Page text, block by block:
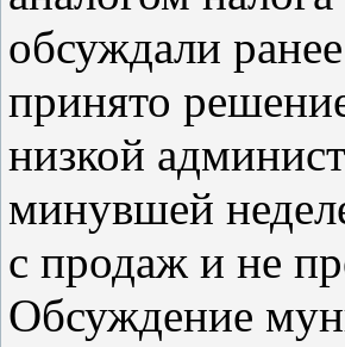
обсуждали
принято
низкой
минувшей
с продаж и не
Обсуждение